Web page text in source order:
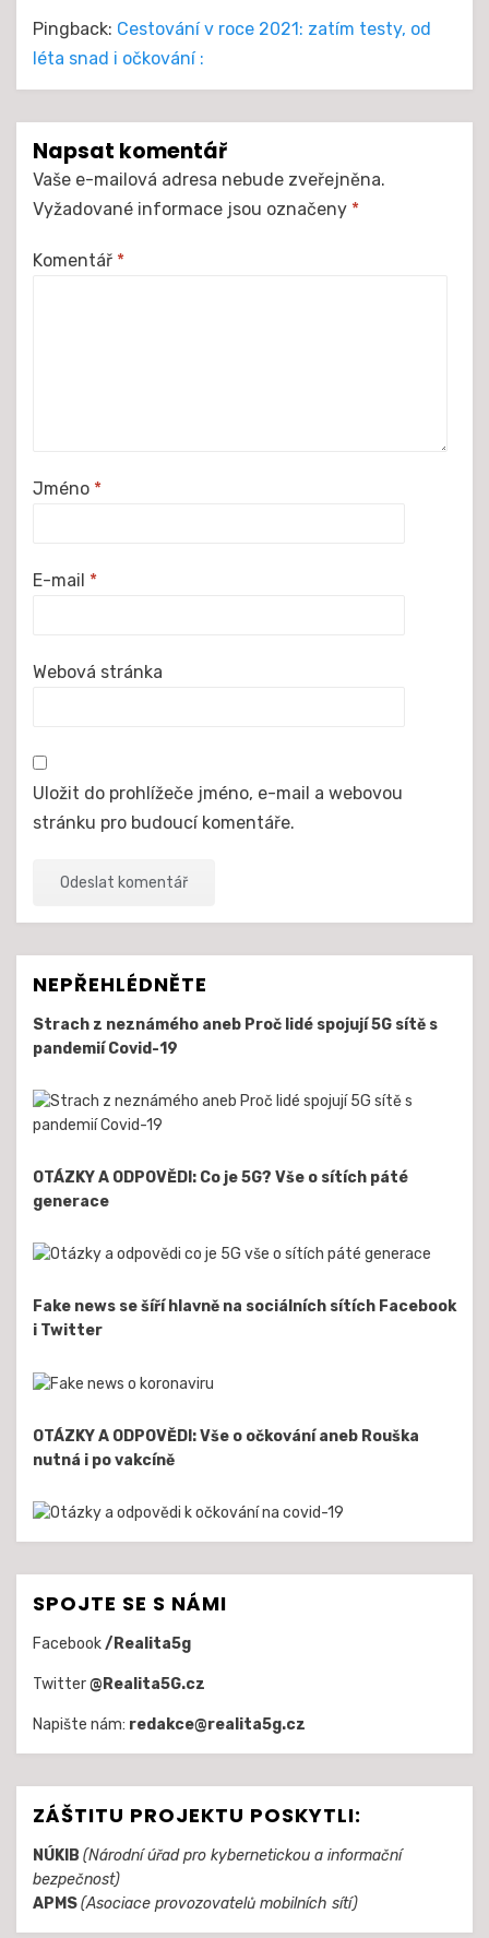
Pingback: Cestování v roce 2021: zatím testy, od
léta snad i očkování :
Napsat komentář
Vaše e-mailová adresa nebude zveřejněna.
Vyžadované informace jsou označeny *
Komentář *
Jméno *
E-mail *
Webová stránka
Uložit do prohlížeče jméno, e-mail a webovou
stránku pro budoucí komentáře.
NEPŘEHLÉDNĚTE
Strach z neznámého aneb Proč lidé spojují 5G sítě s
pandemií Covid-19
OTÁZKY A ODPOVĚDI: Co je 5G? Vše o sítích páté
generace
Fake news se šíří hlavně na sociálních sítích Facebook
i Twitter
OTÁZKY A ODPOVĚDI: Vše o očkování aneb Rouška
nutná i po vakcíně
SPOJTE SE S NÁMI
Facebook/Realita5g
Twitter@Realita5G.cz
Napište nám: redakce@realita5g.cz
ZÁŠTITU PROJEKTU POSKYTLI:
NÚKIB (Národní úřad pro kybernetickou a informační
bezpečnost)
APMS(Asociace provozovatelů mobilních sítí)